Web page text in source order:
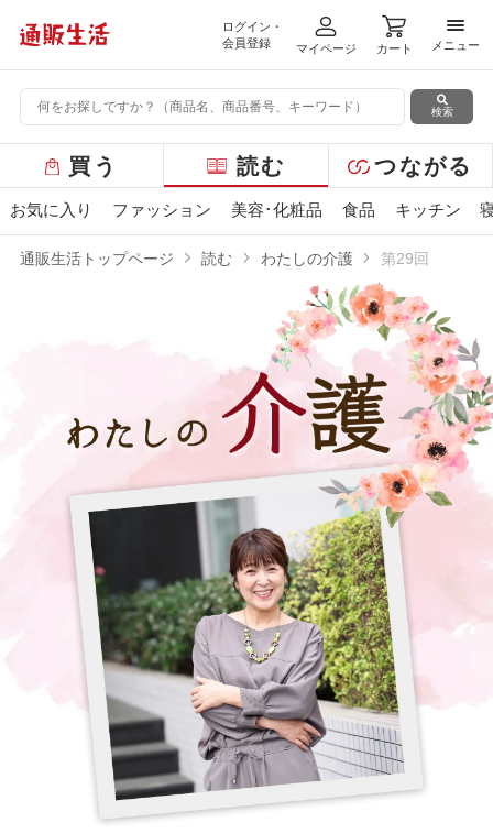
ログイン・
会員登録
マイページ カート
メニ
メニュー
検索
ー
バ
買う 読む つながる
お気に入り ファッション 美容･化粧品 食品 キッチン
通販生活トップページ 読む わたしの介護 第29回